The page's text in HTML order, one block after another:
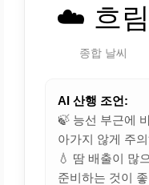
☁️ 흐림
종합 날씨
AI 산행 조언:
🍃 능선 부근에
아가지 않게 주
💧 땀 배출이 많
준비하는 것이